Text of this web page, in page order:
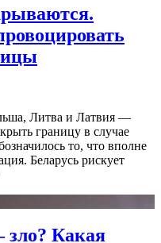
Литва и Латвия —
границу в случае
то, что вполне
Беларусь рискует
зло? Какая